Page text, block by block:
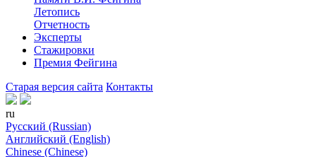
Летопись
Отчетность
Эксперты
Стажировки
Премия Фейгина
Старая версия сайта Контакты
ru
Русский (Russian)
Английский (English)
Chinese (Chinese)